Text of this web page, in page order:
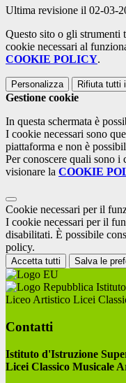
Ultima revisione il 02-03-
Questo sito o gli strumenti
cookie necessari al
COOKIE POLICY.
Personalizza Rifiuta tutti
Gestione cookie
In questa schermata è
I cookie necessari sono
piattaforma e non è
Per conoscere quali sono i
visionare la COOKIE
Cookie necessari per il
I cookie necessari per il
disabilitati. È possibile
policy.
Accetta tutti Salva le
Liceo Artistico Licei
Contatti
Istituto d'Istruzione
Licei Classico Musicale